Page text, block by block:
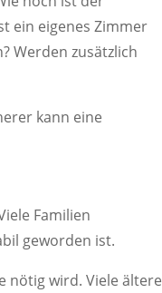
ein eigenes Zimmer
Werden zusätzlich
kann eine
Familien
geworden ist.
nötig wird. Viele ältere